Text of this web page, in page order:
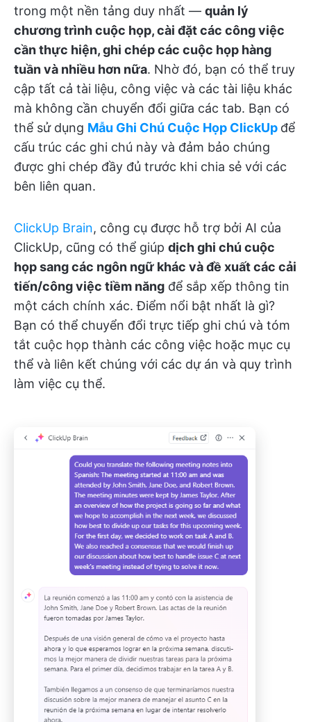
trong một nền tảng duy nhất — quản lý
chương trình cuộc họp, cài đặt các công việc
cần thực hiện, ghi chép các cuộc họp hàng
tuần và nhiều hơn nữa. Nhờ đó, bạn có thể truy
cập tất cả tài liệu, công việc và các tài liệu khác
mà không cần chuyển đổi giữa các tab. Bạn có
thể sử dụng Mẫu Ghi Chú Cuộc Họp ClickUp để
cấu trúc các ghi chú này và đảm bảo chúng
được ghi chép đầy đủ trước khi chia sẻ với các
bên liên quan.
ClickUp Brain, công cụ được hỗ trợ bởi AI của
ClickUp, cũng có thể giúp dịch ghi chú cuộc
họp sang các ngôn ngữ khác và đề xuất các cải
tiến/công việc tiềm năng để sắp xếp thông tin
một cách chính xác. Điểm nổi bật nhất là gì?
Bạn có thể chuyển đổi trực tiếp ghi chú và tóm
tắt cuộc họp thành các công việc hoặc mục cụ
thể và liên kết chúng với các dự án và quy trình
làm việc cụ thể.